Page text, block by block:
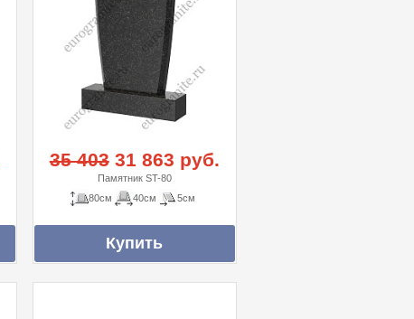
35 40331 863 руб.
Памятник ST-80
80см
40см 5см